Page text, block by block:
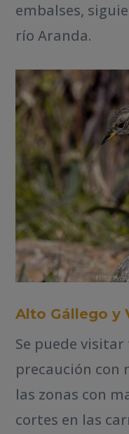
embalses,
río Aranda.
Alto Gállego y
Se puede
precaución con
las zonas con
cortes en las